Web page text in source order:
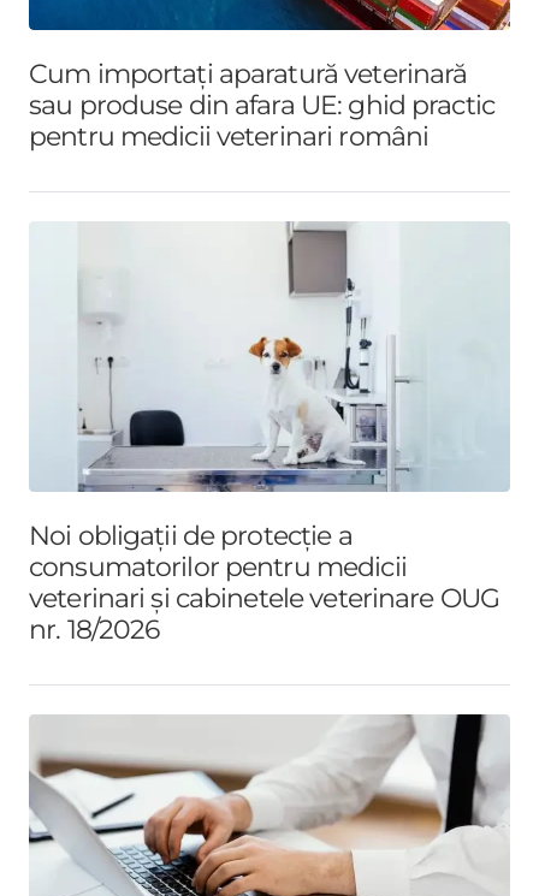
Cum importați aparatură veterinară
sau produse din afara UE: ghid practic
pentru medicii veterinari români
Noi obligații de protecție a
consumatorilor pentru medicii
veterinari și cabinetele veterinare OUG
nr. 18/2026